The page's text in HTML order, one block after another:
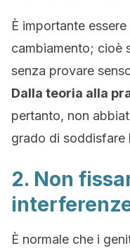
È importante
cambiamento; cioè
senza provare
Dalla teoria alla
pertanto, non
grado di soddisfare
2. Non
È normale che i